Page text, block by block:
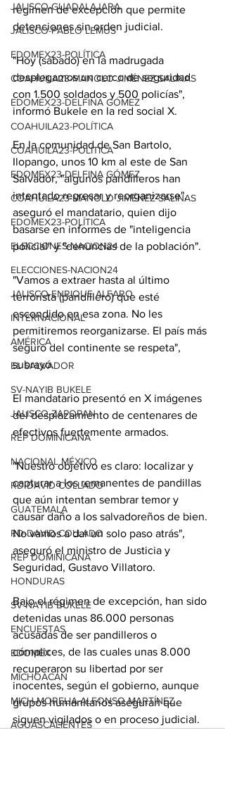
JALISCO-GUADALAJARA
JALISCO-PABLO LEMUS
EDOMEX23-POLÍTICA
COAHUILA23-MANOLO JIMÉNEZ SALINAS
EDOMEX23-DELFINA GÓMEZ
COAHUILA23-POLÍTICA
COAHUILA23-POLÍTICA
EDOMEX23-DELFINA GÓMEZ
COAHUILA23-MANOLO JIMÉNEZ SALINAS
EDOMEX23-POLÍTICA
ELECCIONES-NACION24
ELECCIONES-NACION24
JALISCO-ENRIQUE ALFARO
INTERNACIONAL
AMÉRICA
EL SALVADOR
SV-NAYIB BUKELE
JALISCO-ZAPOPAN
REP DOMINICANA
NACIONAL MÉXICO
RD-DAVID COLLADO
GUATEMALA
RD-DAVID COLLADO
REP DOMINICANA
HONDURAS
SV-NAYIB BUKELE
ENCUESTAS
EDOMEX
MICHOACÁN
MICH-MORELIA-ALFONSO MARTÍNEZ
AGUASCALIENTES
régimen de excepción que permite
detenciones sin orden judicial.
"Hoy (sábado) en la madrugada
desplegamos un cerco de seguridad
con 1.500 soldados y 500 policías",
informó Bukele en la red social X.
En la comunidad de San Bartolo,
Ilopango, unos 10 km al este de San
Salvador, "algunos pandilleros han
intentado regresar y reorganizarse",
aseguró el mandatario, quien dijo
basarse en informes de "inteligencia
policial" y "denuncias de la población".
"Vamos a extraer hasta al último
terrorista (pandillero) que esté
escondido en esa zona. No les
permitiremos reorganizarse. El país más
seguro del continente se respeta",
subrayó.
El mandatario presentó en X imágenes
del desplazamiento de centenares de
efectivos fuertemente armados.
"Nuestro objetivo es claro: localizar y
capturar a los remanentes de pandillas
que aún intentan sembrar temor y
causar daño a los salvadoreños de bien.
No vamos a dar un solo paso atrás",
aseguró el ministro de Justicia y
Seguridad, Gustavo Villatoro.
Bajo el régimen de excepción, han sido
detenidas unas 86.000 personas
acusadas de ser pandilleros o
cómplices, de las cuales unas 8.000
recuperaron su libertad por ser
inocentes, según el gobierno, aunque
grupos humanitarios aseguran que
siguen vigilados o en proceso judicial.